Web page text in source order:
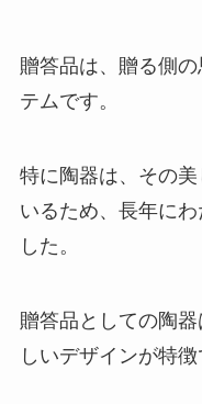
贈答品は、贈る側
テムです。
特に陶器は、その
いるため、長年に
した。
贈答品としての陶
しいデザインが特徴